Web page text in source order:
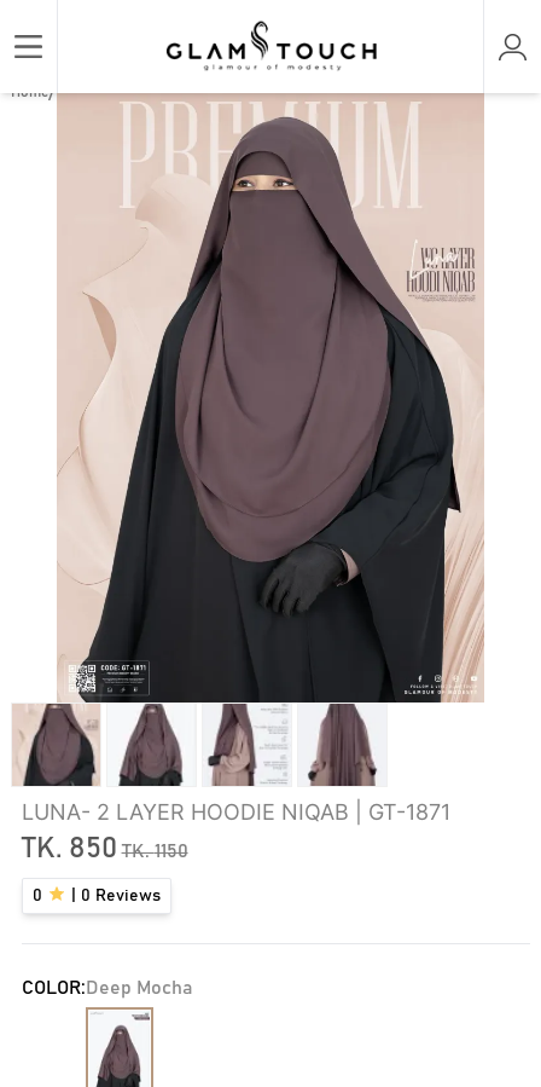
Home/HIJAB & NIQAB/LUNA- 2 LAYER HOODIE NIQAB | GT-1871
LUNA- 2 LAYER HOODIE NIQAB | GT-1871
TK. 850 TK.1150
0 0 Reviews
COLOR: Deep Mocha